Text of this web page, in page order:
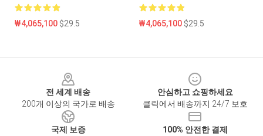
₩4,065,100$29.5 ₩4,065,100$29.5
전 세계 배송
200개 이상의 국가로 배송
안심하고 쇼핑하세요
클릭에서 배송까지 24/7 보호
국제 보증
100% 안전한 결제